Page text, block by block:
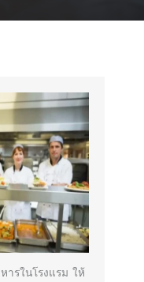
ารในโรงแรม ให้